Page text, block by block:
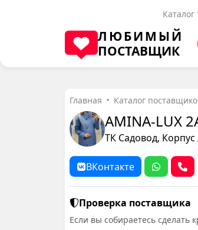
Каталог
ЛЮБИМЫЙ
ПОСТАВЩИК
Главная Каталог
AMINA-LUX
ТК Садовод, Корпус
ВКонтакте
Проверка поставщика
Если вы собираетесь сделать